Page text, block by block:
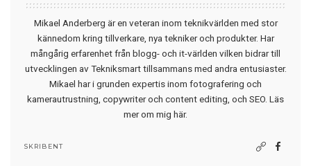
Mikael Anderberg är en veteran inom teknikvärlden med stor
kännedom kring tillverkare, nya tekniker och produkter. Har
mångårig erfarenhet från blogg- och it-världen vilken bidrar till
utvecklingen av Tekniksmart tillsammans med andra entusiaster.
Mikael har i grunden expertis inom fotografering och
kamerautrustning, copywriter och content editing, och SEO. Läs
mer om mig här.
SKRIBENT